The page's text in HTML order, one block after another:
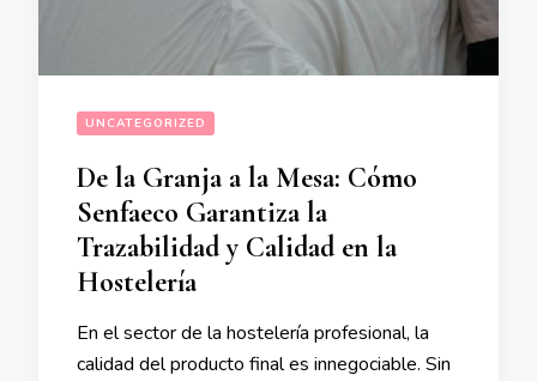
UNCATEGORIZED
De la Granja a la Mesa: Cómo
Senfaeco Garantiza la
Trazabilidad y Calidad en la
Hostelería
En el sector de la hostelería profesional, la
calidad del producto final es innegociable. Sin